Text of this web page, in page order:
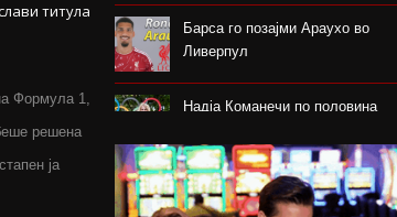
титула
Формула 1,
решена
ја
Барса го позајми Араухо во
Ливерпул
Надја Команечи по половина
ФК Пелистер со заштитен
бренд по 81 година постоење !